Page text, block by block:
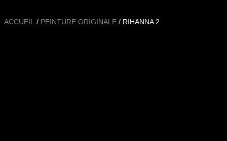
ACCUEIL / PEINTURE ORIGINALE / RIHANNA 2